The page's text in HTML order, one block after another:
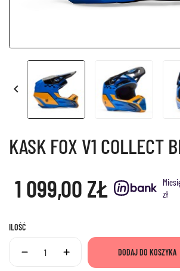

KASK FOX V1 COLLECT
1 099,00 ZŁ
zł
ILOŚĆ
DODAJ DO KOSZYKA